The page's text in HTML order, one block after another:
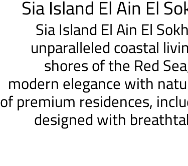
Sia Island El Ain El
Sia Island El Ain El
unparalleled coastal
shores of the Red
modern elegance with
of premium residences,
designed with